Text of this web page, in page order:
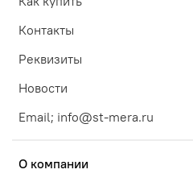
Контакты
Реквизиты
Новости
Email; info@st-mera.ru
О компании